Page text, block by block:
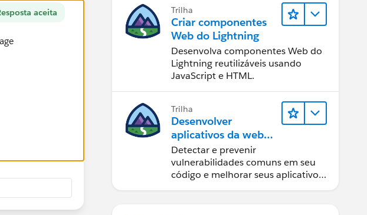
aceita Trilha
Criar componentes
Web do Lightning
Desenvolva componentes Web do
Lightning reutilizáveis usando
JavaScript e HTML.
Trilha
Desenvolver
aplicativos da web
seguros
Detectar e prevenir
vulnerabilidades comuns em seu
código e melhorar seus aplicativos